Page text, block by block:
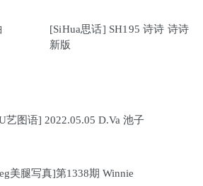
[SiHua思话] SH195 诗诗 诗诗
新版
艺图语] 2022.05.05 D.Va 池子
美腿写真]第1338期 Winnie